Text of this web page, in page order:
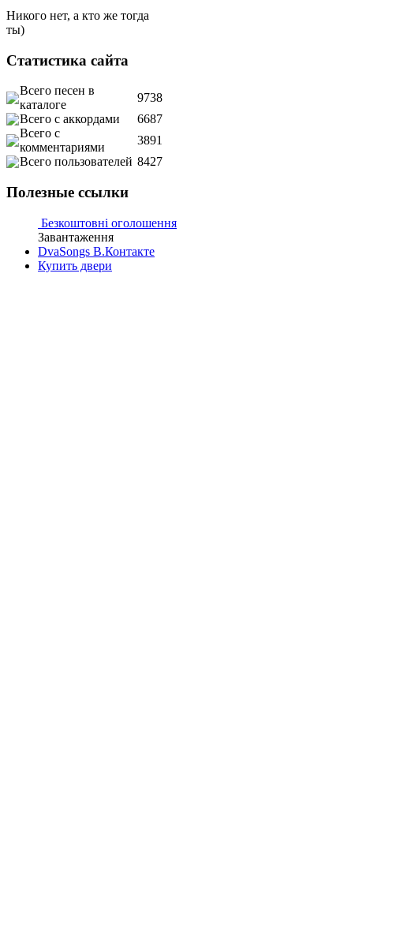
Никого нет, а кто же тогда
ты)
Статистика сайта
Всего песен в
каталоге
9738
Всего с аккордами
6687
Всего с
комментариями
3891
Всего пользователей 8427
Полезные ссылки
Безкоштовні оголошення
Завантаження
DvaSongs В.Контакте
Купить двери